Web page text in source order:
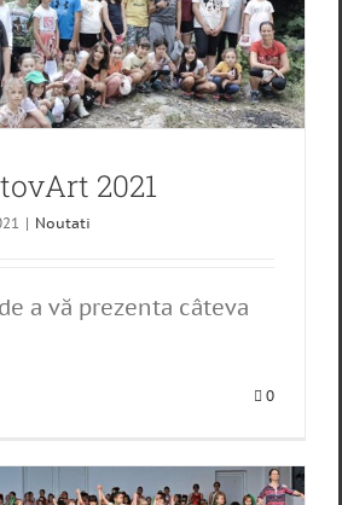
2021
| Noutati
a vă prezenta câteva
0